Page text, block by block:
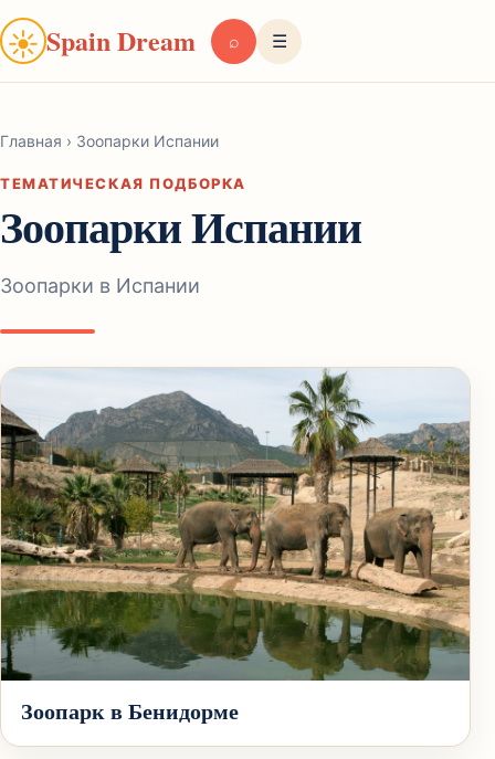
☀Spain Dream ⌕ ☰
Главная › Зоопарки Испании
ТЕМАТИЧЕСКАЯ ПОДБОРКА
Зоопарки Испании
Зоопарки в Испании
Зоопарк в Бенидорме